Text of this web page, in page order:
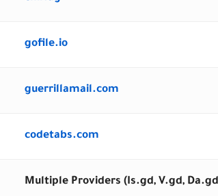
gofile.io
guerrillamail.com
codetabs.com
Multiple Providers (Is.gd, V.gd,